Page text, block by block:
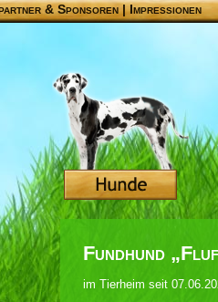
& Sponsoren|Impressionen
Fundhund
im Tierheim seit